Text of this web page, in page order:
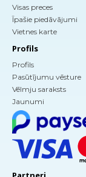
Visas preces
Īpašie piedāvājumi
Vietnes karte
Profils
Profils
Pasūtījumu vēsture
Vēlmju saraksts
Jaunumi